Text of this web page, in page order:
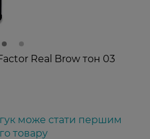
Real Brow тон 03
може стати першим
товару